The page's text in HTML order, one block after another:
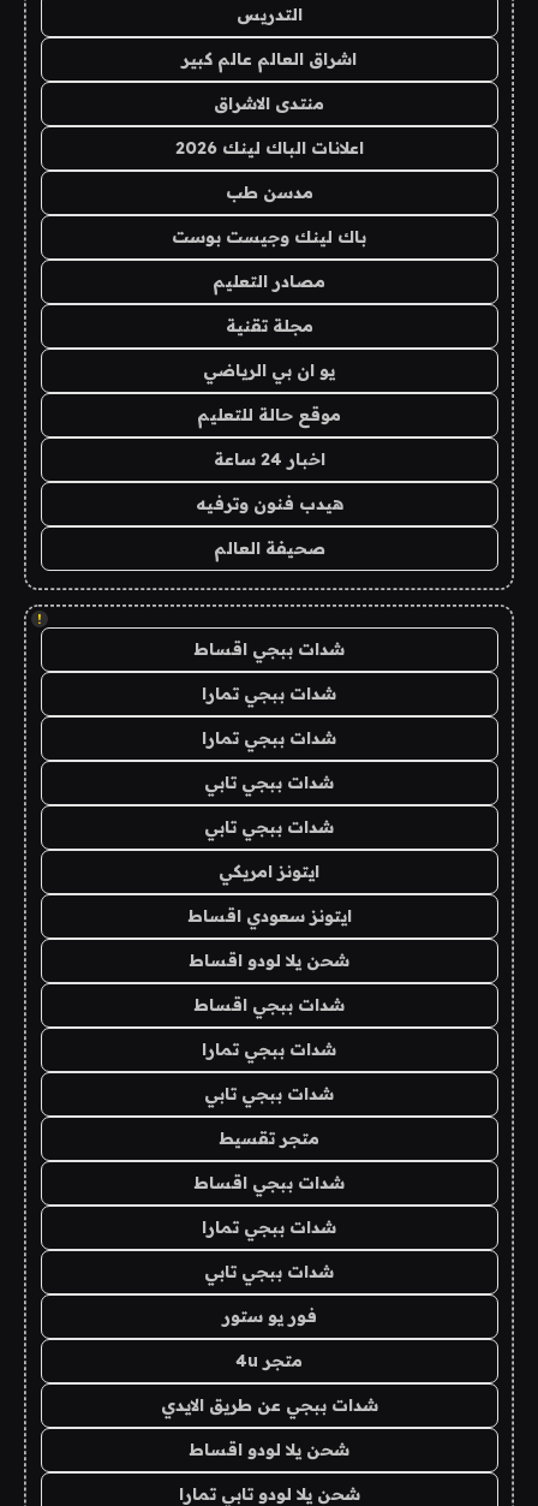
التدريس
اشراق العالم عالم كبير
منتدى الاشراق
اعلانات الباك لينك 2026
مدسن طب
باك لينك وجيست بوست
مصادر التعليم
مجلة تقنية
يو ان بي الرياضي
موقع حالة للتعليم
اخبار 24 ساعة
هيدب فنون وترفيه
صحيفة العالم
!
شدات ببجي اقساط
شدات ببجي تمارا
شدات ببجي تمارا
شدات ببجي تابي
شدات ببجي تابي
ايتونز امريكي
ايتونز سعودي اقساط
شحن يلا لودو اقساط
شدات ببجي اقساط
شدات ببجي تمارا
شدات ببجي تابي
متجر تقسيط
شدات ببجي اقساط
شدات ببجي تمارا
شدات ببجي تابي
فور يو ستور
متجر 4u
شدات ببجي عن طريق الايدي
شحن يلا لودو اقساط
شحن يلا لودو تابي تمارا